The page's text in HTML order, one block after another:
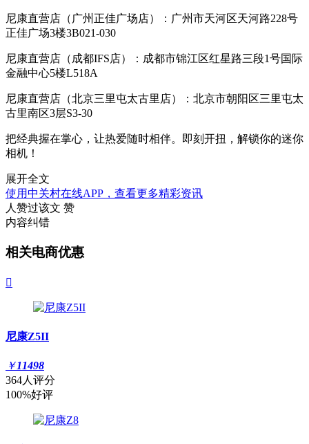
尼康直营店（广州正佳广场店）：广州市天河区天河路228号
正佳广场3楼3B021-030
尼康直营店（成都IFS店）：成都市锦江区红星路三段1号国际
金融中心5楼L518A
尼康直营店（北京三里屯太古里店）：北京市朝阳区三里屯太
古里南区3层S3-30
把经典握在掌心，让热爱随时相伴。即刻开扭，解锁你的迷你
相机！
展开全文
使用中关村在线APP，查看更多精彩资讯
人赞过该文 赞
内容纠错
相关电商优惠

尼康Z5II
￥11498
364人评分
100%好评